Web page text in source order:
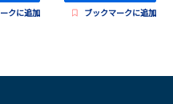
クに追加 ブックマークに追加